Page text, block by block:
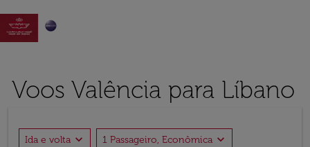

Voos Valência para Líbano
Ida e volta expand_more 1 Passageiro, Econômica expand_more